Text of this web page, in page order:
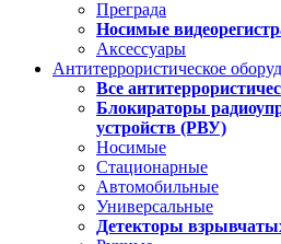
Преграда
Носимые
Аксессуары
Антитеррористическое
Все
Блокираторы
устройств (РВУ)
Носимые
Стационарные
Автомобильные
Универсальные
Детекторы